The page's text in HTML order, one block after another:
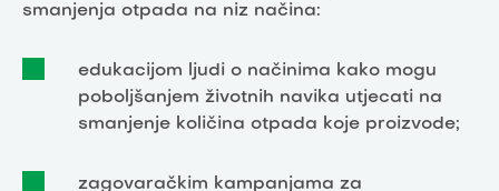
smanjenja otpada na niz načina:
edukacijom ljudi o načinima kako mogu
poboljšanjem životnih navika utjecati na
smanjenje količina otpada koje proizvode;
zagovaračkim kampanjama za